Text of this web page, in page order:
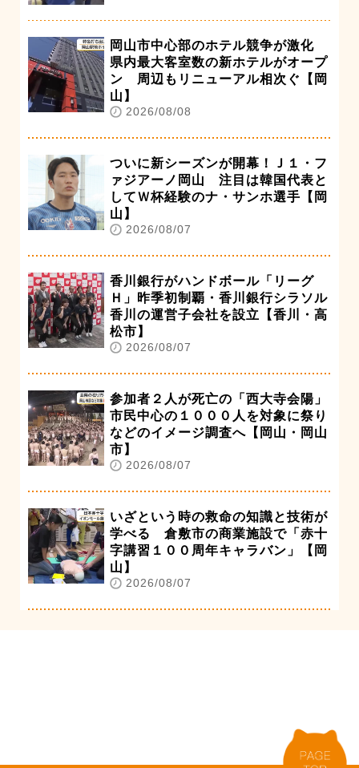
岡山市中心部のホテル競争が激化
県内最大客室数の新ホテルがオープ
ン 周辺もリニューアル相次ぐ【岡
山】
2026/08/08
ついに新シーズンが開幕！Ｊ１・フ
ァジアーノ岡山 注目は韓国代表と
してＷ杯経験のナ・サンホ選手【岡
山】
2026/08/07
香川銀行がハンドボール「リーグ
Ｈ」昨季初制覇・香川銀行シラソル
香川の運営子会社を設立【香川・高
松市】
2026/08/07
参加者２人が死亡の「西大寺会陽」
市民中心の１０００人を対象に祭り
などのイメージ調査へ【岡山・岡山
市】
2026/08/07
いざという時の救命の知識と技術が
学べる 倉敷市の商業施設で「赤十
字講習１００周年キャラバン」【岡
山】
2026/08/07